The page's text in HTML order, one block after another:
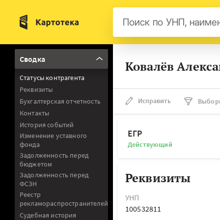
Сводка
Статусы контрагента
Реквизиты
Бухгалтерская отчетность
Контакты
История событий
Изменение уставного
фонда
Задолженность перед
бюджетом
Задолженность перед
ФСЗН
Реестр
рекламораспространителей
Судебная история
Ковалёв
Исправить
ЕГР
Действующий
Реквизиты
УНП
100532811